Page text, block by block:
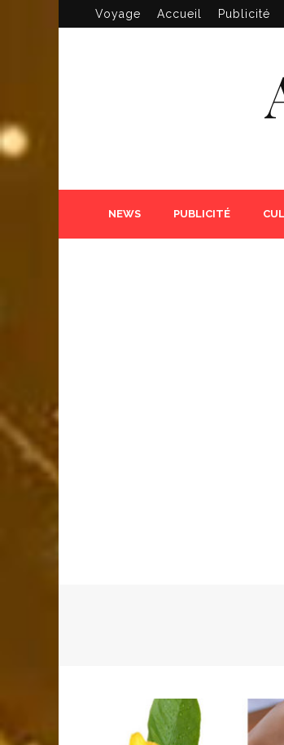
Voyage Accueil Publicité
NEWS PUBLICITÉ